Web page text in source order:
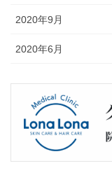
2020年9月
2020年6月